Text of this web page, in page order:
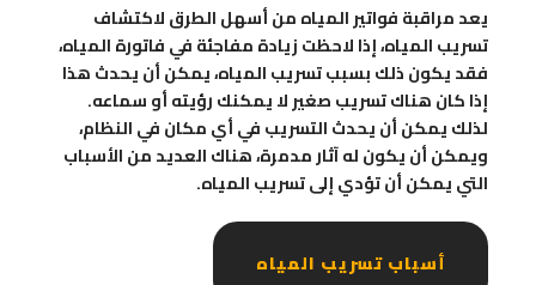
يعد مراقبة فواتير المياه من أسهل الطرق لاكتشاف
تسريب المياه، إذا لاحظت زيادة مفاجئة في فاتورة المياه،
فقد يكون ذلك بسبب تسريب المياه، يمكن أن يحدث هذا
إذا كان هناك تسريب صغير لا يمكنك رؤيته أو سماعه.
لذلك يمكن أن يحدث التسريب في أي مكان في النظام،
ويمكن أن يكون له آثار مدمرة، هناك العديد من الأسباب
التي يمكن أن تؤدي إلى تسريب المياه.
أسباب تسريب المياه